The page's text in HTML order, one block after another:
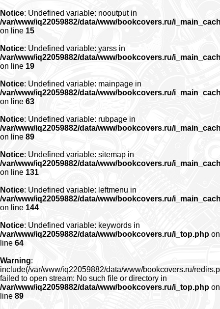
Notice: Undefined variable: nooutput in
/var/www/iq22059882/data/www/bookcovers.ru/
on line 15
Notice: Undefined variable: yarss in
/var/www/iq22059882/data/www/bookcovers.ru/
on line 19
Notice: Undefined variable: mainpage in
/var/www/iq22059882/data/www/bookcovers.ru/
on line 63
Notice: Undefined variable: rubpage in
/var/www/iq22059882/data/www/bookcovers.ru/
on line 89
Notice: Undefined variable: sitemap in
/var/www/iq22059882/data/www/bookcovers.ru/
on line 131
Notice: Undefined variable: leftmenu in
/var/www/iq22059882/data/www/bookcovers.ru/
on line 144
Notice: Undefined variable: keywords in
/var/www/iq22059882/data/www/bookcovers.ru/i_top.php on
line 64
Warning:
include(/var/www/iq22059882/data/www/bookcovers.ru/
failed to open stream: No such file or directory in
/var/www/iq22059882/data/www/bookcovers.ru/i_top.php on
line 89